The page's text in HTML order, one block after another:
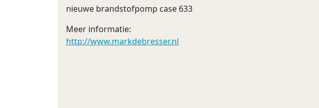
nieuwe brandstofpomp case 633
Meer informatie:
http://www.markdebresser.nl